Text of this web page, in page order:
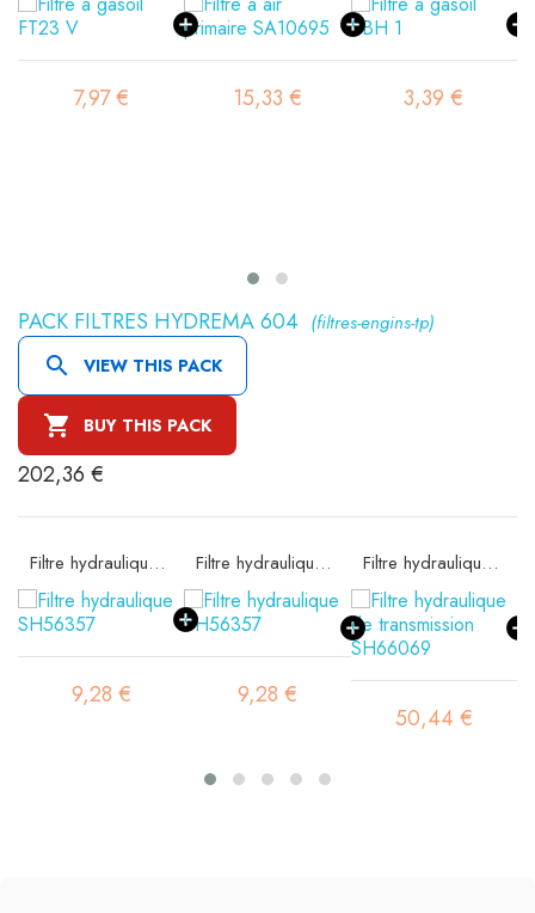
7,97 € 15,33 € 3,39 €
PACK FILTRES HYDREMA 604 (filtres-engins-tp)
 VIEW THIS PACK
 BUY THIS PACK
202,36 €
Filtre hydraulique SH56357
9,28 €
Filtre hydraulique SH56357
9,28 €
Filtre hydraulique de transmission SH66069
50,44 €